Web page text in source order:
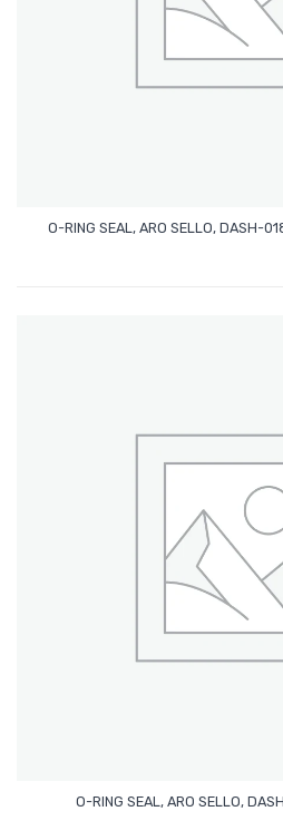
O-RING SEAL, ARO SELLO, DASH-
O-RING SEAL, ARO SELLO,